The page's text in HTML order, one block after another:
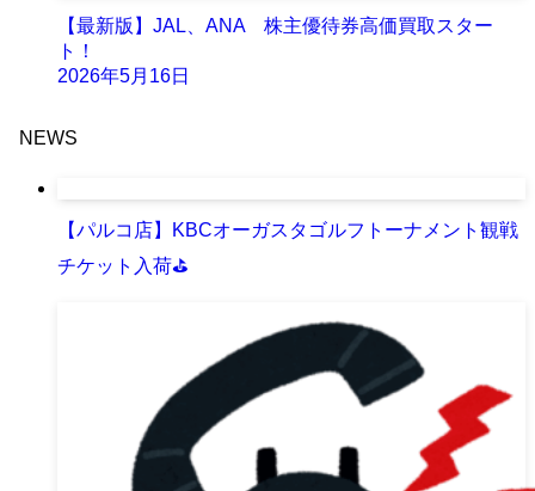
【最新版】JAL、ANA 株主優待券高価買取スター
ト！
2026年5月16日
NEWS
【パルコ店】KBCオーガスタゴルフトーナメント観戦
チケット入荷⛳